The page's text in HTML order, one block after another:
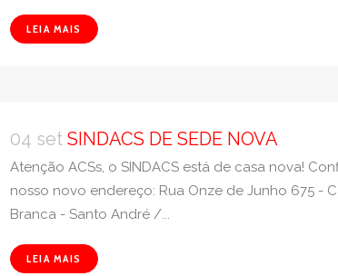
LEIA MAIS
04 set SINDACS DE SEDE NOVA
Atenção ACSs, o SINDACS está de casa nova!
nosso novo endereço: Rua Onze de Junho 675 -
Branca - Santo André /...
LEIA MAIS